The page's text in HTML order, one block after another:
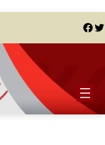
Facebook Twitter